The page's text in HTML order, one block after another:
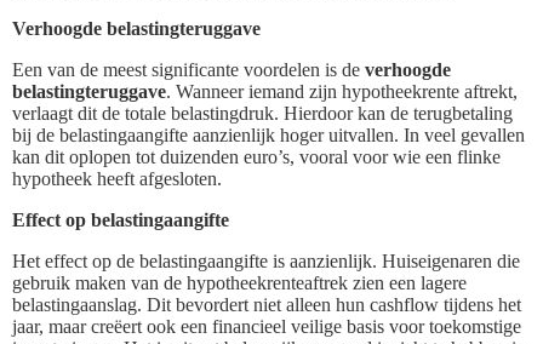
Verhoogde belastingteruggave
Een van de meest significante voordelen is de verhoogde
belastingteruggave. Wanneer iemand zijn hypotheekrente aftrekt,
verlaagt dit de totale belastingdruk. Hierdoor kan de terugbetaling
bij de belastingaangifte aanzienlijk hoger uitvallen. In veel gevallen
kan dit oplopen tot duizenden euro’s, vooral voor wie een flinke
hypotheek heeft afgesloten.
Effect op belastingaangifte
Het effect op de belastingaangifte is aanzienlijk. Huiseigenaren die
gebruik maken van de hypotheekrenteaftrek zien een lagere
belastingaanslag. Dit bevordert niet alleen hun cashflow tijdens het
jaar, maar creëert ook een financieel veilige basis voor toekomstige